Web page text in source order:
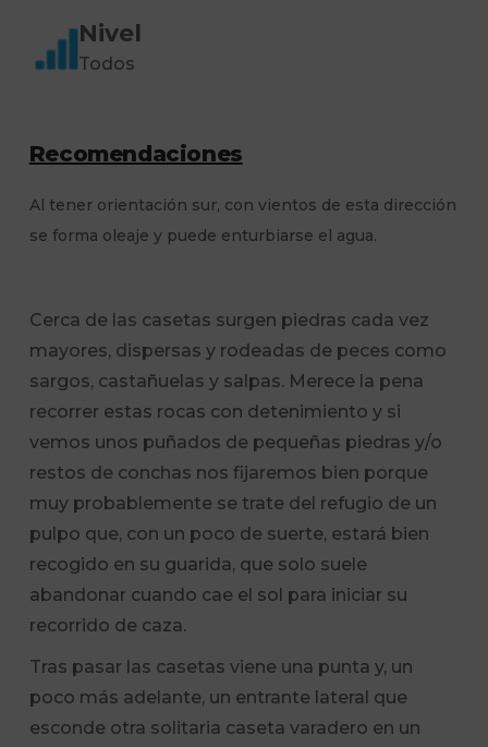
Nivel
Todos
Recomendaciones
Al tener orientación sur, con vientos de esta dirección
se forma oleaje y puede enturbiarse el agua.
Cerca de las casetas surgen piedras cada vez
mayores, dispersas y rodeadas de peces como
sargos, castañuelas y salpas. Merece la pena
recorrer estas rocas con detenimiento y si
vemos unos puñados de pequeñas piedras y/o
restos de conchas nos fijaremos bien porque
muy probablemente se trate del refugio de un
pulpo que, con un poco de suerte, estará bien
recogido en su guarida, que solo suele
abandonar cuando cae el sol para iniciar su
recorrido de caza.
Tras pasar las casetas viene una punta y, un
poco más adelante, un entrante lateral que
esconde otra solitaria caseta varadero en un